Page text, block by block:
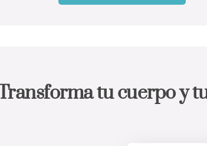
tu cuerpo y